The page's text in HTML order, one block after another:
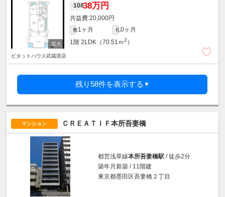
10838万円
20,000円
敷1ヶ月 礼0ヶ月
1階 2LDK（70.51ｍ2 ）
ピタットハウス武蔵境店
残り58件を表示する ▼
マンション ＣＲＥＡＴＩＦ本所吾妻橋
都営浅草線本所吾妻橋駅 / 徒歩2分
築年月新築 / 11階建
東京都墨田区吾妻橋２丁目